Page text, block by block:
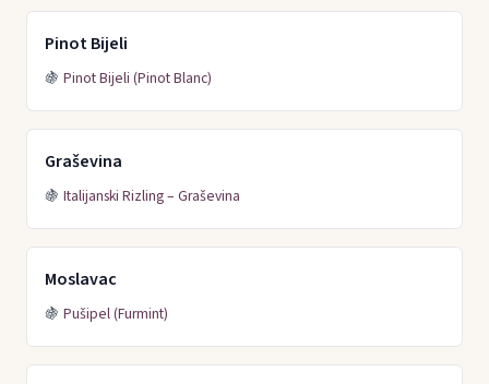
Pinot Bijeli
🍇 Pinot Bijeli (Pinot Blanc)
Graševina
🍇 Italijanski Rizling – Graševina
Moslavac
🍇 Pušipel (Furmint)